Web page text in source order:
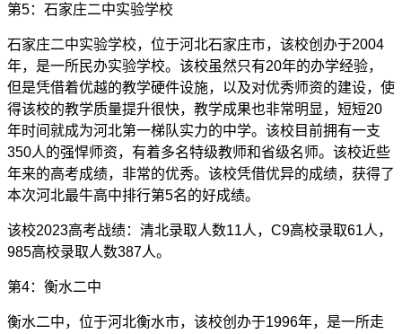
第5：石家庄二中实验学校
石家庄二中实验学校，位于河北石家庄市，该校创办于2004
年，是一所民办实验学校。该校虽然只有20年的办学经验，
但是凭借着优越的教学硬件设施，以及对优秀师资的建设，使
得该校的教学质量提升很快，教学成果也非常明显，短短20
年时间就成为河北第一梯队实力的中学。该校目前拥有一支
350人的强悍师资，有着多名特级教师和省级名师。该校近些
年来的高考成绩，非常的优秀。该校凭借优异的成绩，获得了
本次河北最牛高中排行第5名的好成绩。
该校2023高考战绩：清北录取人数11人，C9高校录取61人，
985高校录取人数387人。
第4：衡水二中
衡水二中，位于河北衡水市，该校创办于1996年，是一所走